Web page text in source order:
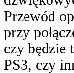
Przewód
przy
czy będzie
PS3, czy